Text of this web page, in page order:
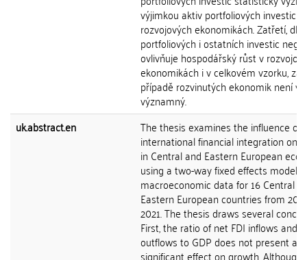
výjimkou aktiv portfoliových investic v
rozvojových ekonomikách. Zatřetí,
portfoliových i ostatních investic
ovlivňuje hospodářský růst v
ekonomikách i v celkovém vzorku,
případě rozvinutých ekonomik není
významný.
uk.abstract.en
The thesis examines the influence of
international financial integration on
in Central and Eastern European
using a two-way fixed effects model
macroeconomic data for 16 Central
Eastern European countries from
2021. The thesis draws several
First, the ratio of net FDI inflows and
outflows to GDP does not present a
significant effect on growth. Although